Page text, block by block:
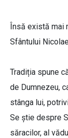
Însă există
Sfântului
Tradiția spune
de Dumnezeu,
stânga lui,
Se știe despre
săracilor, al